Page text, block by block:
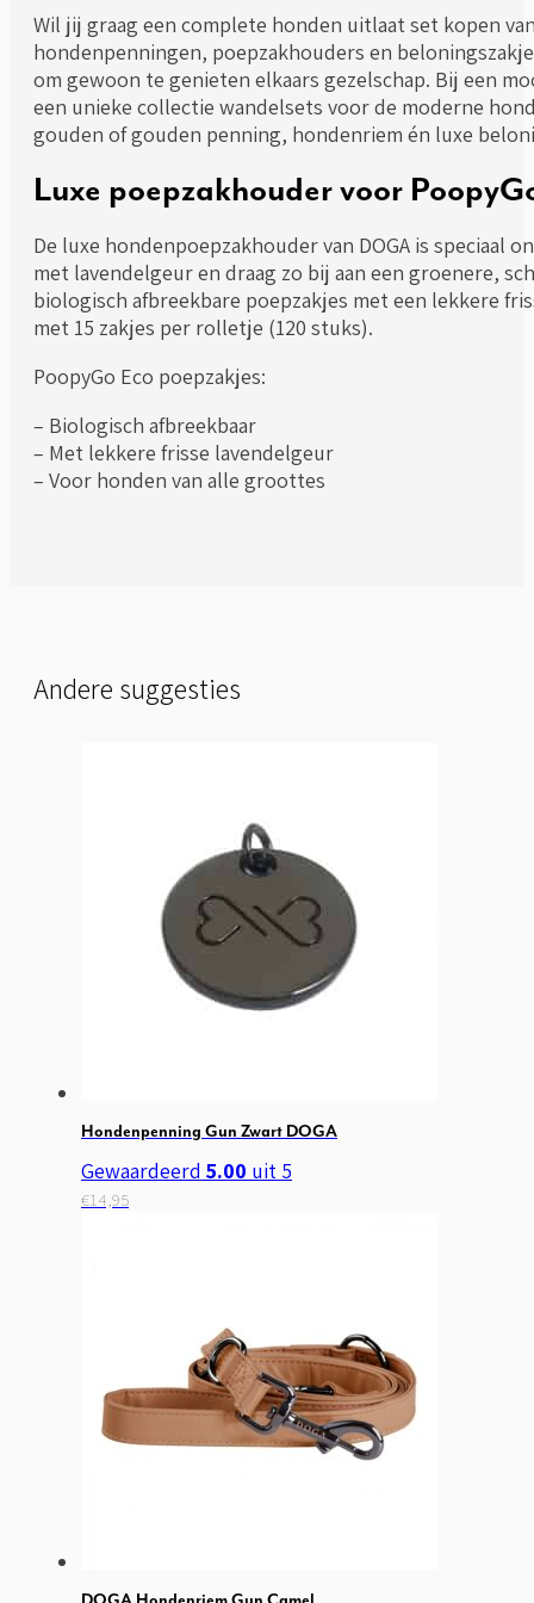
Wil jij graag een complete honden uitlaat set kopen
hondenpenningen, poepzakhouders en
om gewoon te genieten elkaars gezelschap. Bij een
een unieke collectie wandelsets voor de moderne
gouden of gouden penning, hondenriem én luxe
Luxe poepzakhouder voor
De luxe hondenpoepzakhouder van DOGA is speciaal
met lavendelgeur en draag zo bij aan een groenere,
biologisch afbreekbare poepzakjes met een lekkere
met 15 zakjes per rolletje (120 stuks).
PoopyGo Eco poepzakjes:
– Biologisch afbreekbaar
– Met lekkere frisse lavendelgeur
– Voor honden van alle groottes
Andere suggesties
Hondenpenning Gun Zwart DOGA
Gewaardeerd 5.00 uit 5
€14,95